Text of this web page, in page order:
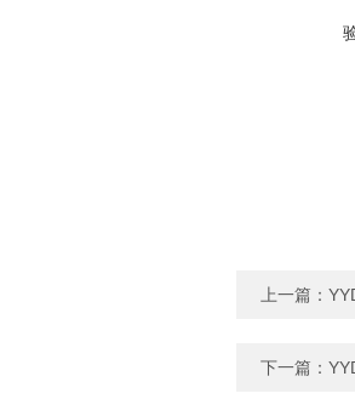
上一篇：
下一篇：